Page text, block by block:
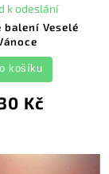
balení Veselé
k odeslání
Kč
košíku